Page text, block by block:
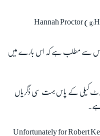
اس سے مطلب ہے کہ اس بارے میں
کیلی کے پاس بہت سی ڈگریاں
Unfortunately for Robert